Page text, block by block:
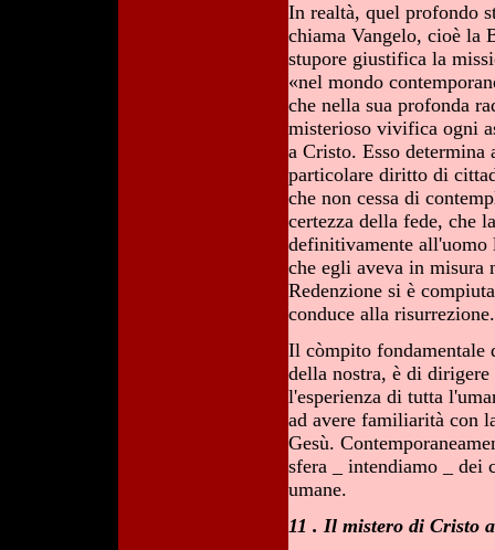
In realtà, quel profondo
chiama Vangelo, cioè la
stupore giustifica la
«nel mondo
che nella sua profonda
misterioso vivifica ogni
a Cristo. Esso
particolare diritto di
che non cessa di
certezza della fede, che
definitivamente all'uomo
che egli aveva in misura
Redenzione si è
conduce alla risurrezione.
Il còmpito fondamentale
della nostra, è di
l'esperienza di tutta
ad avere familiarità con
Gesù.
sfera _ intendiamo _ dei
umane.
11 . Il mistero di Cristo